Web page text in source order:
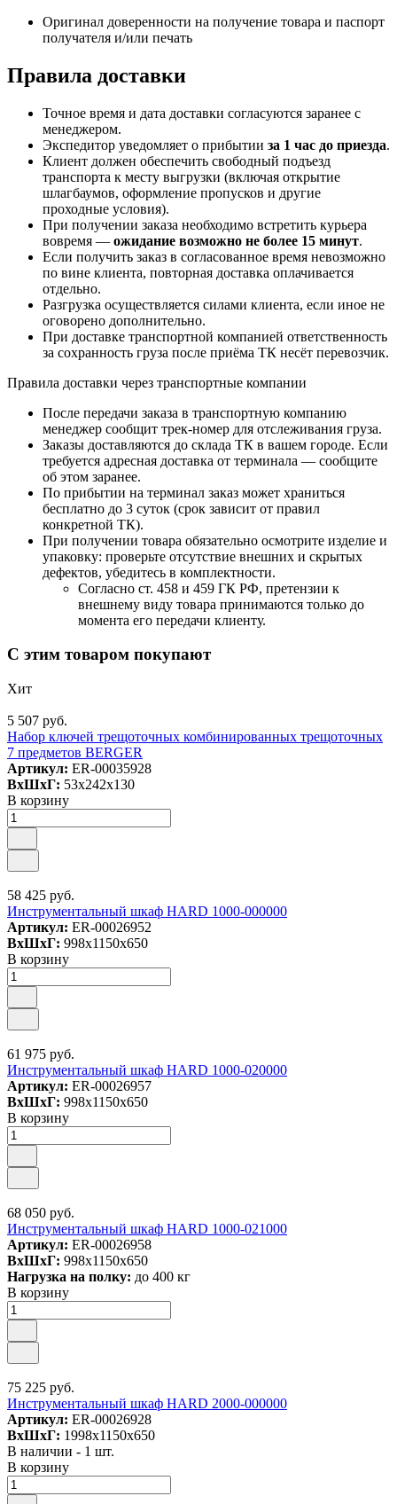
Оригинал доверенности на получение товара и паспорт
получателя и/или печать
Правила доставки
Точное время и дата доставки согласуются заранее с
менеджером.
Экспедитор уведомляет о прибытии за 1 час до приезда.
Клиент должен обеспечить свободный подъезд
транспорта к месту выгрузки (включая открытие
шлагбаумов, оформление пропусков и другие
проходные условия).
При получении заказа необходимо встретить курьера
вовремя — ожидание возможно не более 15 минут.
Если получить заказ в согласованное время невозможно
по вине клиента, повторная доставка оплачивается
отдельно.
Разгрузка осуществляется силами клиента, если иное не
оговорено дополнительно.
При доставке транспортной компанией ответственность
за сохранность груза после приёма ТК несёт перевозчик.
Правила доставки через транспортные компании
После передачи заказа в транспортную компанию
менеджер сообщит трек-номер для отслеживания груза.
Заказы доставляются до склада ТК в вашем городе. Если
требуется адресная доставка от терминала — сообщите
об этом заранее.
По прибытии на терминал заказ может храниться
бесплатно до 3 суток (срок зависит от правил
конкретной ТК).
При получении товара обязательно осмотрите изделие и
упаковку: проверьте отсутствие внешних и скрытых
дефектов, убедитесь в комплектности.
Согласно ст. 458 и 459 ГК РФ, претензии к
внешнему виду товара принимаются только до
момента его передачи клиенту.
С этим товаром покупают
Хит
5 507 руб.
Набор ключей трещоточных комбинированных трещоточных
7 предметов BERGER
Артикул: ER-00035928
ВxШxГ: 53x242x130
В корзину
58 425 руб.
Инструментальный шкаф HARD 1000-000000
Артикул: ER-00026952
ВxШxГ: 998x1150x650
В корзину
61 975 руб.
Инструментальный шкаф HARD 1000-020000
Артикул: ER-00026957
ВxШxГ: 998x1150x650
В корзину
68 050 руб.
Инструментальный шкаф HARD 1000-021000
Артикул: ER-00026958
ВxШxГ: 998x1150x650
Нагрузка на полку: до 400 кг
В корзину
75 225 руб.
Инструментальный шкаф HARD 2000-000000
Артикул: ER-00026928
ВxШxГ: 1998x1150x650
В наличии - 1 шт.
В корзину